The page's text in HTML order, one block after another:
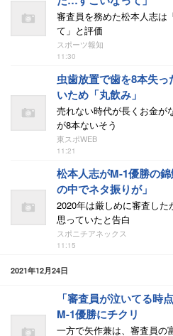
審査員を務めた松本人志は
て」と評価
スポーツ報知
11:30
虫歯放置で歯を8本失
いため「丸飲み」
売れない時代が長くお金が
が8本ないそう
東スポWEB
11:21
松本人志がM-1優勝の
の中でネタ振りが」
2020年は厳しめに審査した
思っていたと告白
スポニチアネックス
11:15
2021年12月24日
「審査員が泣いてる時
M-1優勝にチクリ
一方で矢作兼は、審査員の